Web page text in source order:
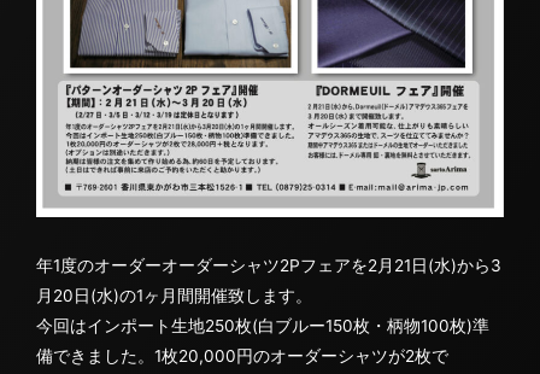
年1度のオーダーオーダーシャツ2Pフェアを2月21日(水)から3
月20日(水)の1ヶ月間開催致します。
今回はインポート生地250枚(白ブルー150枚・柄物100枚)準
備できました。1枚20,000円のオーダーシャツが2枚で